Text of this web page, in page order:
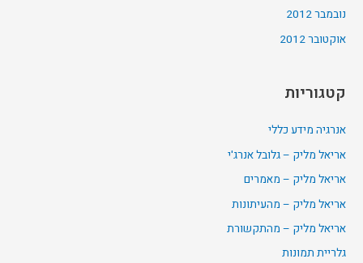
נובמבר 2012
אוקטובר 2012
קטגוריות
אנרגיה מידע כללי
אריאל מליק – גלובל אנרג'י
אריאל מליק – מאמרים
אריאל מליק – מהעיתונות
אריאל מליק – מהתקשורת
גלריית תמונות